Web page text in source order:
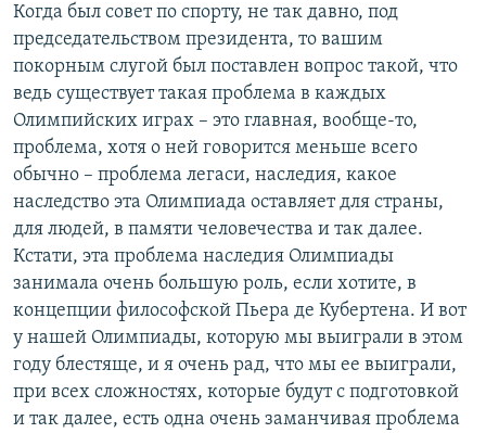
Когда был совет по спорту, не так давно, под
председательством президента, то вашим
покорным слугой был поставлен вопрос такой, что
ведь существует такая проблема в каждых
Олимпийских играх – это главная, вообще-то,
проблема, хотя о ней говорится меньше всего
обычно – проблема легаси, наследия, какое
наследство эта Олимпиада оставляет для страны,
для людей, в памяти человечества и так далее.
Кстати, эта проблема наследия Олимпиады
занимала очень большую роль, если хотите, в
концепции философской Пьера де Кубертена. И вот
у нашей Олимпиады, которую мы выиграли в этом
году блестяще, и я очень рад, что мы ее выиграли,
при всех сложностях, которые будут с подготовкой
и так далее, есть одна очень заманчивая проблема